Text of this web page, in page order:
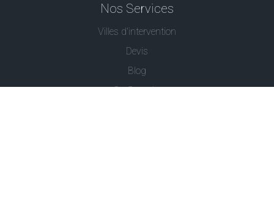
Nos Services
Villes d'intervention
Devis
Blog
Ou Serrurier